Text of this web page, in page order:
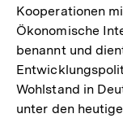
Kooperationen
Ökonomische
benannt und
Wohlstand in
unter den